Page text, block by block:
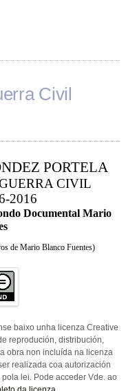
Civil
PORTELA
CIVIL
2016
Documental Mario
de Mario Blanco Fuentes)
baixo unha licenza Creative
reprodución, distribución,
obra non incluída na licenza
realizada coa autorización
lei. Pode acceder Vde. ao